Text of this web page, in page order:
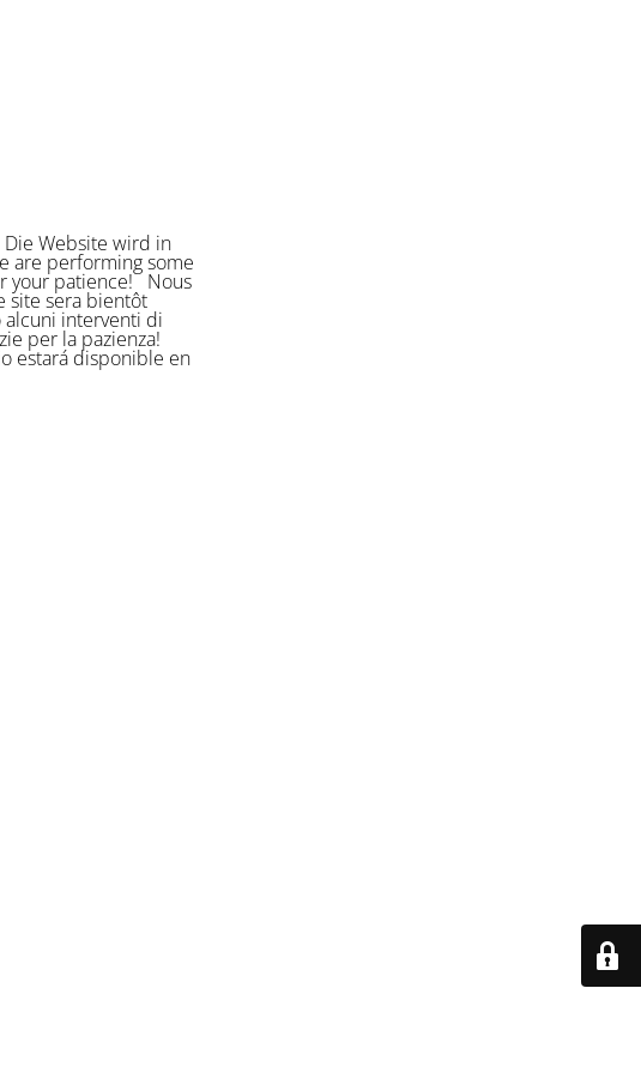
Website wird in
are performing some
your patience! Nous
site sera bientôt
interventi di
per la pazienza!
estará disponible en